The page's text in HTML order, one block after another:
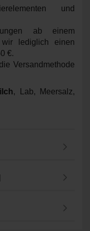
und
ab einem
lediglich einen
€.
Versandmethode
, Lab, Meersalz,